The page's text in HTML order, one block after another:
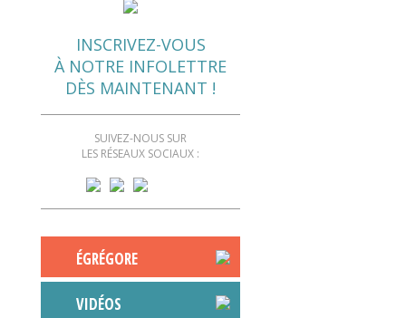
INSCRIVEZ-VOUS
À NOTRE INFOLETTRE
DÈS MAINTENANT !
SUIVEZ-NOUS SUR
LES RÉSEAUX SOCIAUX :
ÉGRÉGORE
VIDÉOS